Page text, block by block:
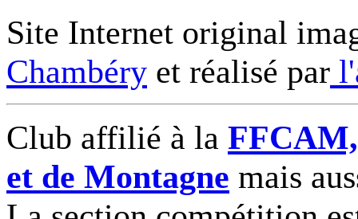
Site Internet original
Chambéry et réalisé par
Club affilié à la
et de Montagne mais